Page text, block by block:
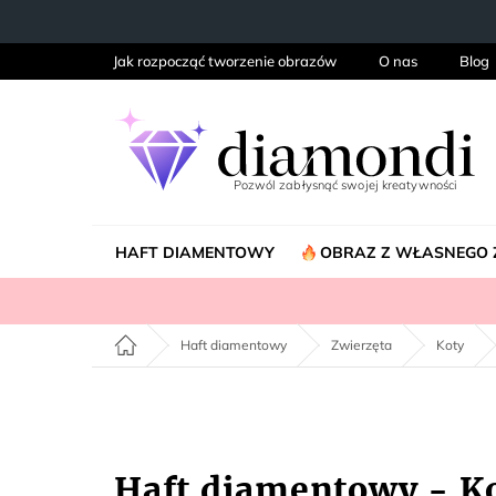
Jak rozpocząć tworzenie obrazów O nas Blog
HAFT DIAMENTOWY OBRAZ Z WŁASNEGO
Home Haft diamentowy Zwierzęta Koty